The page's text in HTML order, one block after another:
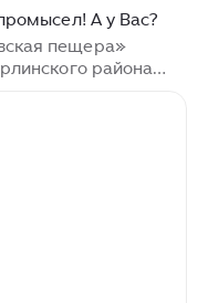
А у Вас?
пещера»
района